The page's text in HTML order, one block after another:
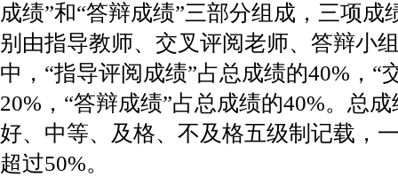
成绩”和“答辩成绩”三部分组成，三项
别由指导教师、交叉评阅老师、答辩小
中，“指导评阅成绩”占总成绩的40%，“
20%，“答辩成绩”占总成绩的40%。总
好、中等、及格、不及格五级制记载，
超过50%。